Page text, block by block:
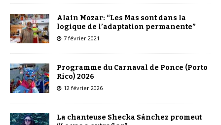
Alain Mozar: “Les Mas sont dans la
logique de l’adaptation permanente”
7 février 2021
Programme du Carnaval de Ponce (Porto
Rico) 2026
12 février 2026
La chanteuse Shecka Sánchez promeut